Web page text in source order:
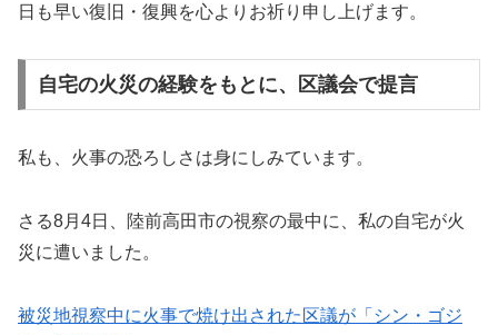
日も早い復旧・復興を心よりお祈り申し上げます。
自宅の火災の経験をもとに、区議会で提言
私も、火事の恐ろしさは身にしみています。
さる8月4日、陸前高田市の視察の最中に、私の自宅が火
災に遭いました。
被災地視察中に火事で焼け出された区議が「シン・ゴジ